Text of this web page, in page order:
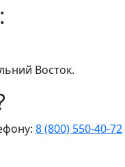
Восток.
8 (800) 550-40-72